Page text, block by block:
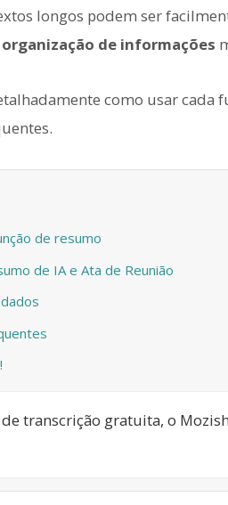
longos podem ser
organização de informações
como usar cada
de resumo
de IA e Ata de Reunião
de transcrição gratuita, o